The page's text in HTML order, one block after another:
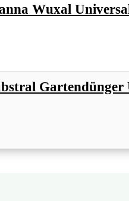
Wuxal
Gartendünger